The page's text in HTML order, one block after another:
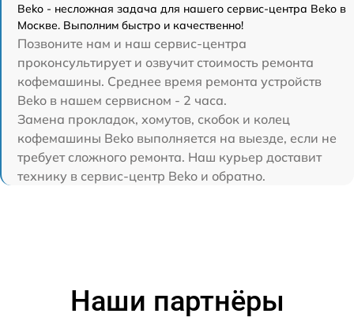
Beko - несложная задача для нашего сервис-центра Beko в
Москве. Выполним быстро и качественно!
Позвоните нам и наш сервис-центра
проконсультирует и озвучит стоимость ремонта
кофемашины. Среднее время ремонта устройств
Beko в нашем сервисном - 2 часа.
Замена прокладок, хомутов, скобок и колец
кофемашины Beko выполняется на выезде, если не
требует сложного ремонта. Наш курьер доставит
технику в сервис-центр Beko и обратно.
Наши партнёры